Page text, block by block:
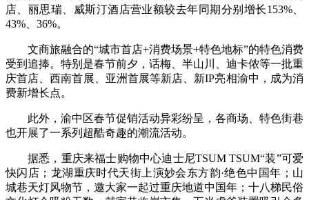
店、丽思瑞、威斯汀酒店营业额较去年同期分别增长153%、
43%、36%。
文商旅融合的“城市首店+消费场景+特色地标”的特色消费
受到追捧。特别是春节前夕，话梅、半山川、迪卡侬等一批重
庆首店、西南首展、亚洲首展等新店、新IP亮相渝中，成为消
费新增长点。
此外，渝中区春节促销活动异彩纷呈，各商场、特色街巷
也开展了一系列超酷奇趣的潮流活动。
据悉，重庆来福士购物中心迪士尼TSUM TSUM“装”可爱
快闪店；龙湖重庆时代天街上演妙会东方韵·绝色中国年；山
城巷天灯风物节，邀大家一起过重庆地道中国年；十八梯民俗